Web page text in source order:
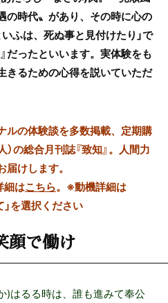
の時代〟があり、その時に心の
ふは、死ぬ事と見付けたり」で
だったといいます。実体験をも
きるための心得を説いていただ
ルの体験談を多数掲載、定期購
の総合月刊誌『致知』。人間力
けします。
細はこちら。 ※動機詳細は
を選択ください
顔で働け
はるる時は、誰も進みて奉公